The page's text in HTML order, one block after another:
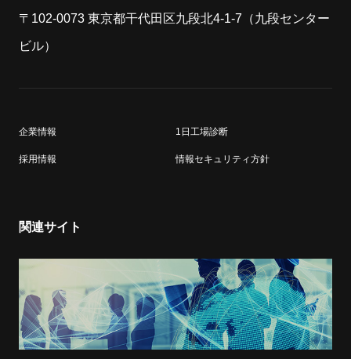
〒102-0073 東京都干代田区九段北4-1-7（九段センター
ビル）
企業情報 1日工場診断
採用情報 情報セキュリティ方針
関連サイト